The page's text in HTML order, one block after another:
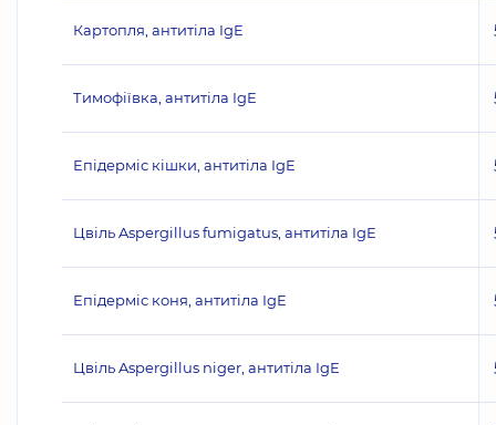
Картопля, антитіла IgE
Тимофіївка, антитіла IgE
Епідерміс кішки, антитіла IgE
Цвіль Aspergillus fumigatus, антитіла IgE
Епідерміс коня, антитіла IgE
Цвіль Aspergillus niger, антитіла IgE